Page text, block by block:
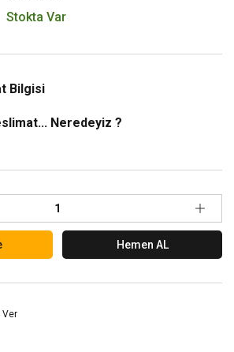
Stokta Var
Bilgisi
Neredeyiz ?
Hemen AL
Ver